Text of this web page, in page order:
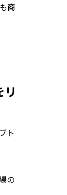
商
リ
ト
の